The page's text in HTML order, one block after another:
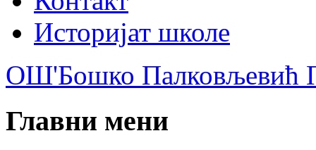
Историјат школе
ОШ'Бошко Палковљевић
Главни мени